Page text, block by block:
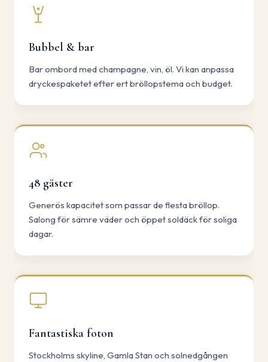
Bubbel & bar
Bar ombord med champagne, vin, öl. Vi kan anpassa
dryckespaketet efter ert bröllopstema och budget.
48 gäster
Generös kapacitet som passar de flesta bröllop.
Salong för sämre väder och öppet soldäck för soliga
dagar.
Fantastiska foton
Stockholms skyline, Gamla Stan och solnedgången